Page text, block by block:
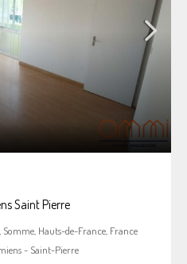
Saint Pierre
Somme, Hauts-de-France, France
- Saint-Pierre